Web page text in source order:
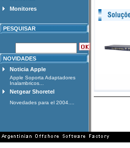
Monitores
PESQUISAR
NOVIDADES
Noticia Apple
Apple Soporta Adaptadores
Inalambricos...
Netgear Shoretel
Novedades para el 2004....